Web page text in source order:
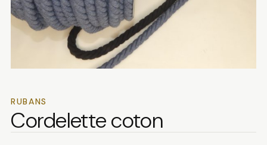
RUBANS
Cordelette coton